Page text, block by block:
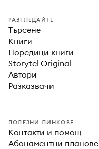
РАЗГЛЕДАЙТЕ
Търсене
Книги
Поредици книги
Storytel Original
Автори
Разказвачи
ПОЛЕЗНИ ЛИНКОВЕ
Контакти и помощ
Абонаментни планове